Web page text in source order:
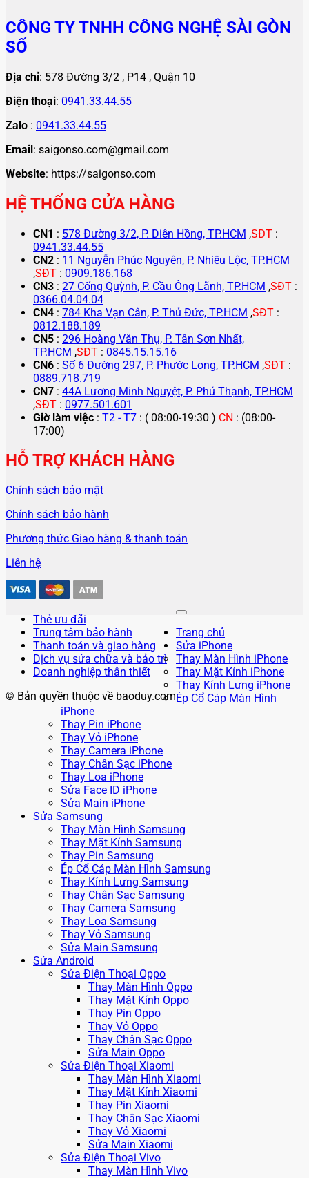
CÔNG TY TNHH CÔNG NGHỆ SÀI GÒN
SỐ
Địa chỉ: 578 Đường 3/2 , P14 , Quận 10
Điện thoại: 0941.33.44.55
Zalo : 0941.33.44.55
Email: saigonso.com@gmail.com
Website: https://saigonso.com
HỆ THỐNG CỬA HÀNG
CN1 : 578 Đường 3/2, P. Diên Hồng, TP.HCM ,SĐT :
0941.33.44.55
CN2 : 11 Nguyễn Phúc Nguyên, P. Nhiêu Lộc, TP.HCM
,SĐT : 0909.186.168
CN3 : 27 Cống Quỳnh, P. Cầu Ông Lãnh, TP.HCM ,SĐT :
0366.04.04.04
CN4 : 784 Kha Vạn Cân, P. Thủ Đức, TP.HCM ,SĐT :
0812.188.189
CN5 : 296 Hoàng Văn Thụ, P. Tân Sơn Nhất,
TP.HCM ,SĐT : 0845.15.15.16
CN6 : Số 6 Đường 297, P. Phước Long, TP.HCM ,SĐT :
0889.718.719
CN7 : 44A Lương Minh Nguyệt, P. Phú Thạnh, TP.HCM
,SĐT : 0977.501.601
Giờ làm việc : T2 - T7 : ( 08:00-19:30 ) CN : (08:00-
17:00)
HỖ TRỢ KHÁCH HÀNG
Chính sách bảo mật
Chính sách bảo hành
Phương thức Giao hàng & thanh toán
Liên hệ
Thẻ ưu đãi
Trung tâm bảo hành
Thanh toán và giao hàng
Dịch vụ sửa chữa và bảo trì
Doanh nghiệp thân thiết
© Bản quyền thuộc về baoduy.com
Trang chủ
Sửa iPhone
Thay Màn Hình iPhone
Thay Mặt Kính iPhone
Thay Kính Lưng iPhone
Ép Cổ Cáp Màn Hình
iPhone
Thay Pin iPhone
Thay Vỏ iPhone
Thay Camera iPhone
Thay Chân Sạc iPhone
Thay Loa iPhone
Sửa Face ID iPhone
Sửa Main iPhone
Sửa Samsung
Thay Màn Hình Samsung
Thay Mặt Kính Samsung
Thay Pin Samsung
Ép Cổ Cáp Màn Hình Samsung
Thay Kính Lưng Samsung
Thay Chân Sạc Samsung
Thay Camera Samsung
Thay Loa Samsung
Thay Vỏ Samsung
Sửa Main Samsung
Sửa Android
Sửa Điện Thoại Oppo
Thay Màn Hình Oppo
Thay Mặt Kính Oppo
Thay Pin Oppo
Thay Vỏ Oppo
Thay Chân Sạc Oppo
Sửa Main Oppo
Sửa Điện Thoại Xiaomi
Thay Màn Hình Xiaomi
Thay Mặt Kính Xiaomi
Thay Pin Xiaomi
Thay Chân Sạc Xiaomi
Thay Vỏ Xiaomi
Sửa Main Xiaomi
Sửa Điện Thoại Vivo
Thay Màn Hình Vivo